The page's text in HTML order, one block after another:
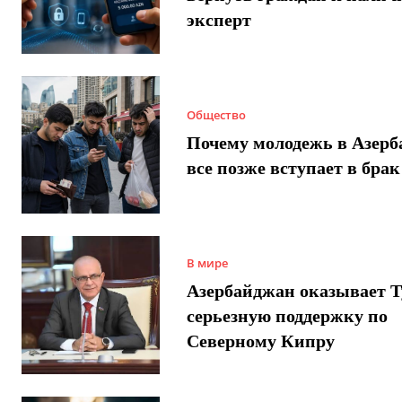
эксперт
Общество
Почему молодежь в
все позже вступает в брак
В мире
Азербайджан оказывает
серьезную поддержку по
Северному Кипру